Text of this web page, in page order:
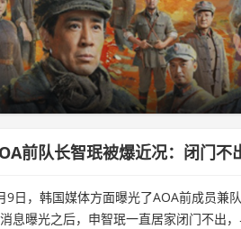
前队长智珉被爆近况：闭门不
9日，韩国媒体方面曝光了AOA前成员兼
息曝光之后，申智珉一直居家闭门不